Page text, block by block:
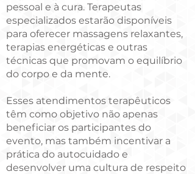
pessoal e à cura. Terapeutas
especializados estarão disponíveis
para oferecer massagens relaxantes,
terapias energéticas e outras
técnicas que promovam o equilíbrio
do corpo e da mente.
Esses atendimentos terapêuticos
têm como objetivo não apenas
beneficiar os participantes do
evento, mas também incentivar a
prática do autocuidado e
desenvolver uma cultura de respeito